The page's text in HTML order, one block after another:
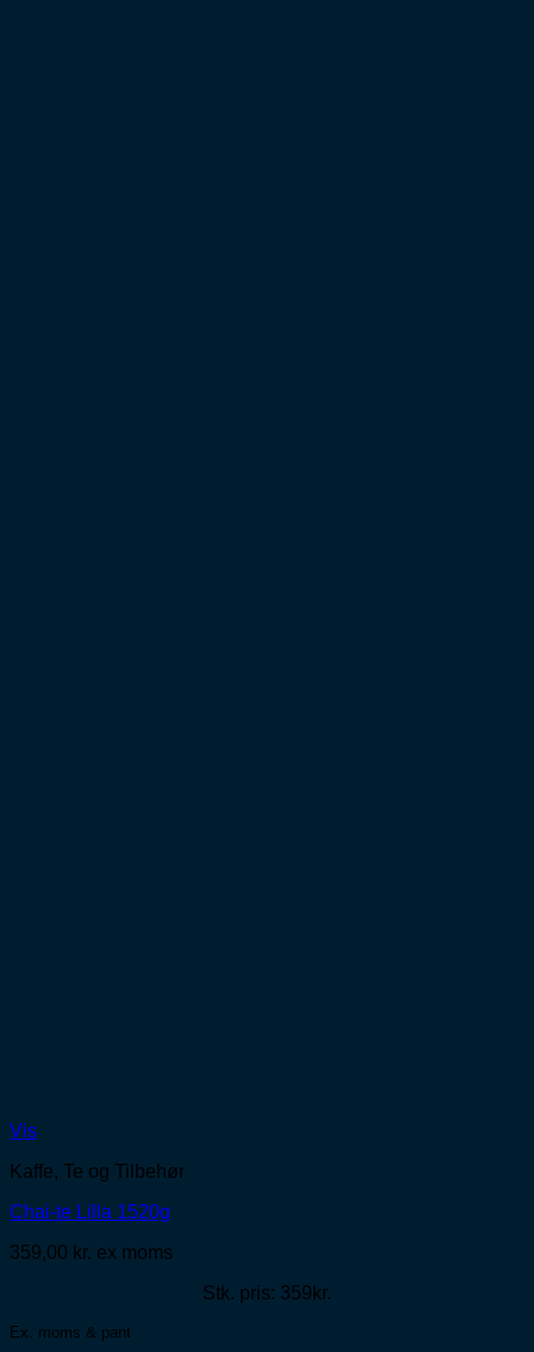
Vis
Kaffe, Te og Tilbehør
Chai-te Lilla 1520g
359,00 kr. ex moms
Stk. pris: 359kr.
Ex. moms & pant